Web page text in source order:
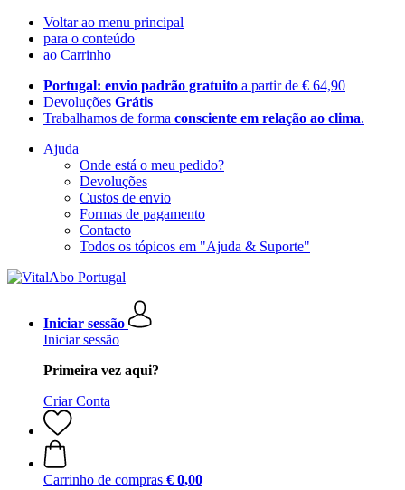
Voltar ao menu principal
para o conteúdo
ao Carrinho
Portugal: envio padrão gratuito a partir de € 64,90
Devoluções Grátis
Trabalhamos de forma consciente em relação ao clima.
Ajuda
Onde está o meu pedido?
Devoluções
Custos de envio
Formas de pagamento
Contacto
Todos os tópicos em "Ajuda & Suporte"
Iniciar sessão
Iniciar sessão
Primeira vez aqui?
Criar Conta
Carrinho de compras € 0,00